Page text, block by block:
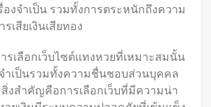
องจำเป็น รวมทั้งการตระหนักถึงความ
เสียเงินเสียทอง
รเลือกเว็บไซต์แทงหวยที่เหมาะสมนั้น
ำเป็นรวมทั้งความชื่นชอบส่วนบุคคล
งสำคัญคือการเลือกเว็บที่มีความน่า